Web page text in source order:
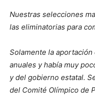
Nuestras selecciones
las eliminatorias para
Solamente la
anuales y había muy
y del gobierno estatal.
del Comité Olímpico de